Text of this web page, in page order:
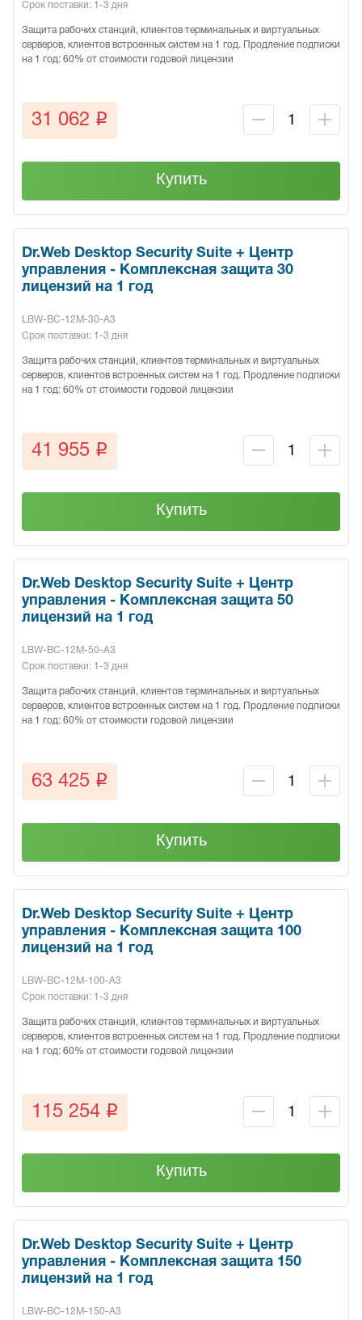
Срок поставки: 1-3 дня
Защита рабочих станций, клиентов терминальных и виртуальных
серверов, клиентов встроенных систем на 1 год. Продление подписки
на 1 год: 60% от стоимости годовой лицензии
31 062 q
Купить
Dr.Web Desktop Security Suite + Центр
управления - Комплексная защита 30
лицензий на 1 год
LBW-BC-12M-30-A3
Срок поставки: 1-3 дня
Защита рабочих станций, клиентов терминальных и виртуальных
серверов, клиентов встроенных систем на 1 год. Продление подписки
на 1 год: 60% от стоимости годовой лицензии
41 955 q
Купить
Dr.Web Desktop Security Suite + Центр
управления - Комплексная защита 50
лицензий на 1 год
LBW-BC-12M-50-A3
Срок поставки: 1-3 дня
Защита рабочих станций, клиентов терминальных и виртуальных
серверов, клиентов встроенных систем на 1 год. Продление подписки
на 1 год: 60% от стоимости годовой лицензии
63 425 q
Купить
Dr.Web Desktop Security Suite + Центр
управления - Комплексная защита 100
лицензий на 1 год
LBW-BC-12M-100-A3
Срок поставки: 1-3 дня
Защита рабочих станций, клиентов терминальных и виртуальных
серверов, клиентов встроенных систем на 1 год. Продление подписки
на 1 год: 60% от стоимости годовой лицензии
115 254 q
Купить
Dr.Web Desktop Security Suite + Центр
управления - Комплексная защита 150
лицензий на 1 год
LBW-BC-12M-150-A3